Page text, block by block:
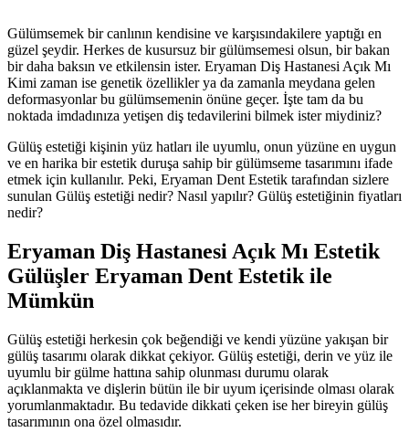
Gülümsemek bir canlının kendisine ve karşısındakilere yaptığı en
güzel şeydir. Herkes de kusursuz bir gülümsemesi olsun, bir bakan
bir daha baksın ve etkilensin ister. Eryaman Diş Hastanesi Açık Mı
Kimi zaman ise genetik özellikler ya da zamanla meydana gelen
deformasyonlar bu gülümsemenin önüne geçer. İşte tam da bu
noktada imdadınıza yetişen diş tedavilerini bilmek ister miydiniz?
Gülüş estetiği kişinin yüz hatları ile uyumlu, onun yüzüne en uygun
ve en harika bir estetik duruşa sahip bir gülümseme tasarımını ifade
etmek için kullanılır. Peki, Eryaman Dent Estetik tarafından sizlere
sunulan Gülüş estetiği nedir? Nasıl yapılır? Gülüş estetiğinin fiyatları
nedir?
Eryaman Diş Hastanesi Açık Mı Estetik
Gülüşler Eryaman Dent Estetik ile
Mümkün
Gülüş estetiği herkesin çok beğendiği ve kendi yüzüne yakışan bir
gülüş tasarımı olarak dikkat çekiyor. Gülüş estetiği, derin ve yüz ile
uyumlu bir gülme hattına sahip olunması durumu olarak
açıklanmakta ve dişlerin bütün ile bir uyum içerisinde olması olarak
yorumlanmaktadır. Bu tedavide dikkati çeken ise her bireyin gülüş
tasarımının ona özel olmasıdır.